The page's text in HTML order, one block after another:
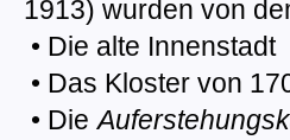
1913) wurden von
• Die alte Innenstadt
• Das Kloster von
• Die